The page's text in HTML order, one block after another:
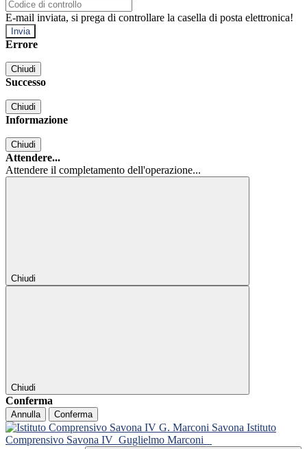
E-mail inviata, si prega di controllare la casella di posta elettronica!
Errore
Chiudi
Successo
Chiudi
Informazione
Chiudi
Attendere...
Attendere il completamento dell'operazione...
Chiudi
Chiudi
Conferma
Annulla Conferma
Istituto
Comprensivo Savona IV Guglielmo Marconi